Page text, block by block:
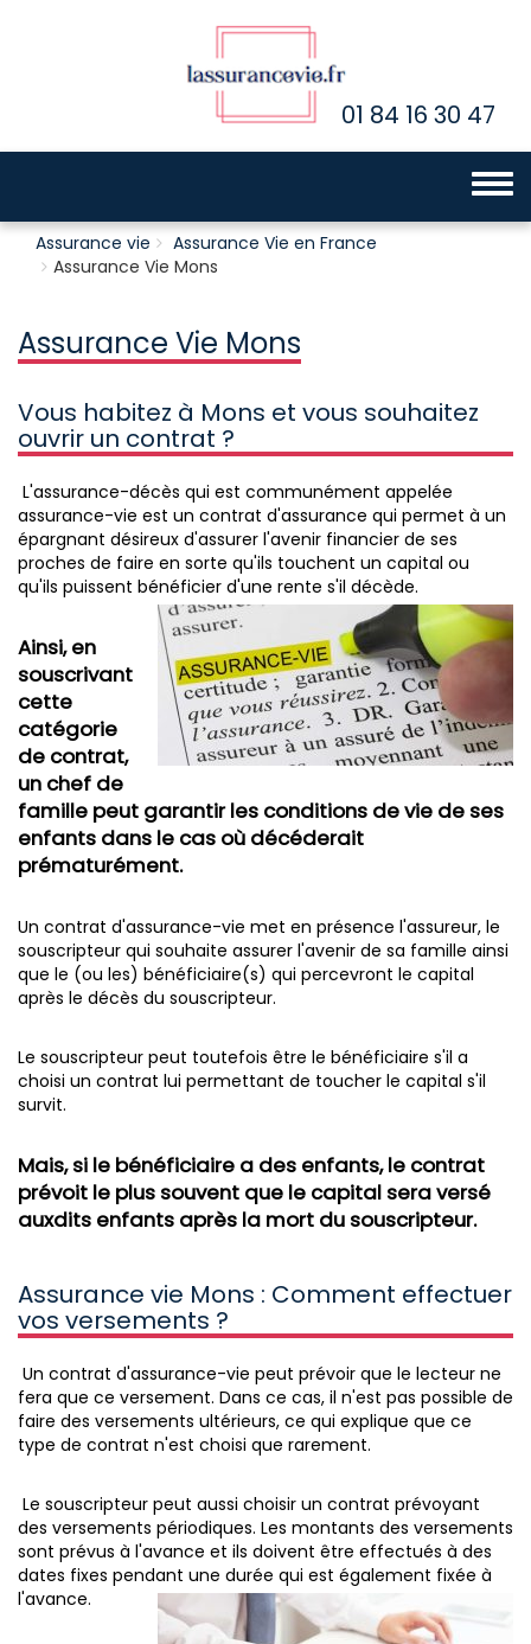
01 84 16 30 47
Toggle
Assurance vie
Assurance Vie en France
Assurance Vie Mons
Assurance Vie Mons
Vous habitez à Mons et vous souhaitez
ouvrir un contrat ?
L'assurance-décès qui est communément appelée
assurance-vie est un contrat d'assurance qui permet à un
épargnant désireux d'assurer l'avenir financier de ses
proches de faire en sorte qu'ils touchent un capital ou
qu'ils puissent bénéficier d'une rente s'il décède.
Ainsi, en
souscrivant
cette
catégorie
de contrat,
un chef de
famille peut garantir les conditions de vie de ses
enfants dans le cas où décéderait
prématurément.
Un contrat d'assurance-vie met en présence l'assureur, le
souscripteur qui souhaite assurer l'avenir de sa famille ainsi
que le (ou les) bénéficiaire(s) qui percevront le capital
après le décès du souscripteur.
Le souscripteur peut toutefois être le bénéficiaire s'il a
choisi un contrat lui permettant de toucher le capital s'il
survit.
Mais, si le bénéficiaire a des enfants, le contrat
prévoit le plus souvent que le capital sera versé
auxdits enfants après la mort du souscripteur.
Assurance vie Mons : Comment effectuer
vos versements ?
Un contrat d'assurance-vie peut prévoir que le lecteur ne
fera que ce versement. Dans ce cas, il n'est pas possible de
faire des versements ultérieurs, ce qui explique que ce
type de contrat n'est choisi que rarement.
Le souscripteur peut aussi choisir un contrat prévoyant
des versements périodiques. Les montants des versements
sont prévus à l'avance et ils doivent être effectués à des
dates fixes pendant une durée qui est également fixée à
l'avance.